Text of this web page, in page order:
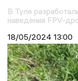
В Туле
наведения FPV-
18/05/2024 13:00